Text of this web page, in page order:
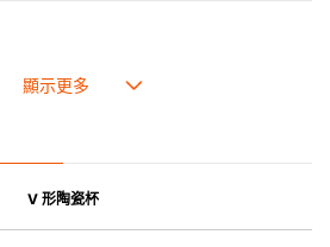
也可放入焗爐，耐熱程度高達260℃。
乎不黏，食物容易脫落，清洗方便。
V 形陶瓷杯